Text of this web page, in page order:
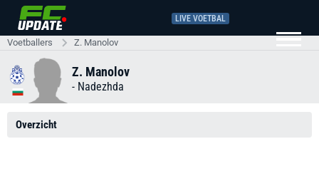
LIVE VOETBAL
Voetballers Z. Manolov
Z. Manolov
- Nadezhda
Overzicht